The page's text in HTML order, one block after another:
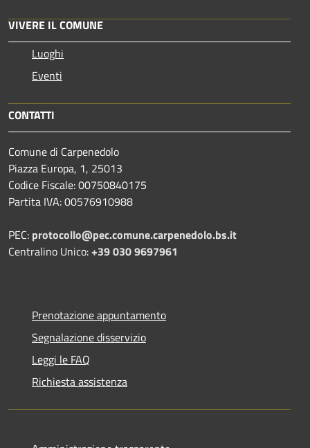
VIVERE IL COMUNE
Luoghi
Eventi
CONTATTI
Comune di Carpenedolo
Piazza Europa, 1, 25013
Codice Fiscale: 00750840175
Partita IVA: 00576910988
PEC: protocollo@pec.comune.carpenedolo.bs.it
Centralino Unico:+39 030 9697961
Prenotazione appuntamento
Segnalazione disservizio
Leggi le FAQ
Richiesta assistenza